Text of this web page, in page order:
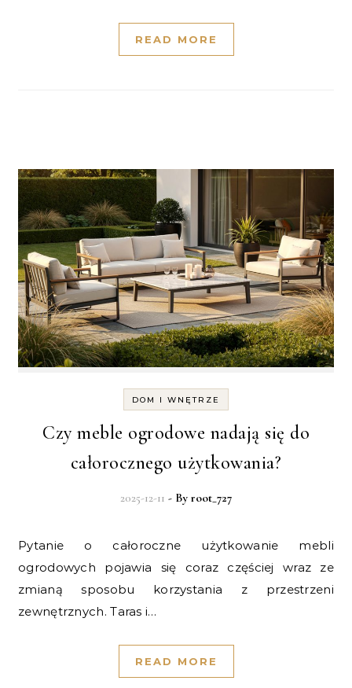
READ MORE
DOM I WNĘTRZE
Czy meble ogrodowe nadają się do
całorocznego użytkowania?
2025-12-11 - By root_727
Pytanie o całoroczne użytkowanie mebli
ogrodowych pojawia się coraz częściej wraz ze
zmianą sposobu korzystania z przestrzeni
zewnętrznych. Taras i…
READ MORE